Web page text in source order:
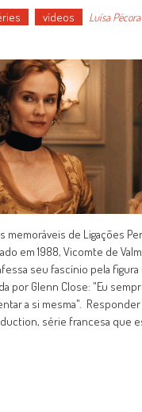
vídeos Luísa Pécora
memoráveis de Ligações
em 1988, Vicomte de
seu fascínio pela figura
por Glenn Close: "Eu
a si mesma". Responder
série francesa que